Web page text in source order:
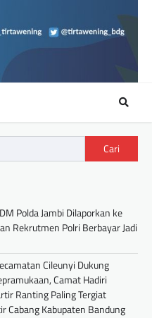
Cari
Polda Jambi Dilaporkan ke
Rekrutmen Polri Berbayar Jadi
Cileunyi Dukung
Camat Hadiri
Ranting Paling Tergiat
Cabang Kabupaten Bandung